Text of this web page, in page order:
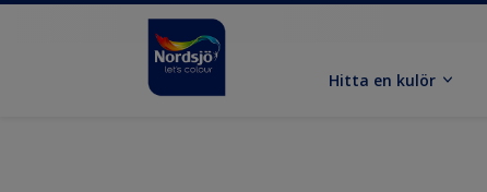
Hitta en kulör